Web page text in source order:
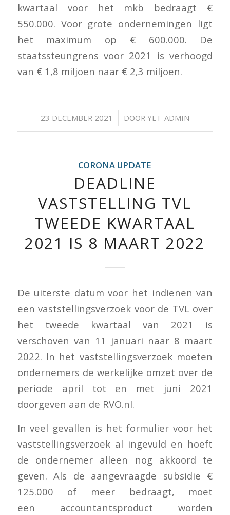
kwartaal voor het mkb bedraagt €
550.000. Voor grote ondernemingen ligt
het maximum op € 600.000. De
staatssteungrens voor 2021 is verhoogd
van € 1,8 miljoen naar € 2,3 miljoen.
23 DECEMBER 2021
/ DOOR YLT-ADMIN
CORONA UPDATE
DEADLINE
VASTSTELLING TVL
TWEEDE KWARTAAL
2021 IS 8 MAART 2022
De uiterste datum voor het indienen van
een vaststellingsverzoek voor de TVL over
het tweede kwartaal van 2021 is
verschoven van 11 januari naar 8 maart
2022. In het vaststellingsverzoek moeten
ondernemers de werkelijke omzet over de
periode april tot en met juni 2021
doorgeven aan de RVO.nl.
In veel gevallen is het formulier voor het
vaststellingsverzoek al ingevuld en hoeft
de ondernemer alleen nog akkoord te
geven. Als de aangevraagde subsidie €
125.000 of meer bedraagt, moet
een accountantsproduct worden